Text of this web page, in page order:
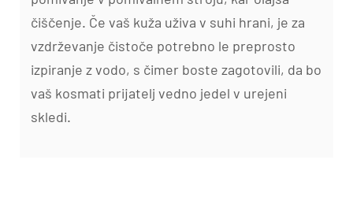
čiščenje. Če vaš kuža uživa v suhi hrani, je za
vzdrževanje čistoče potrebno le preprosto
izpiranje z vodo, s čimer boste zagotovili, da bo
vaš kosmati prijatelj vedno jedel v urejeni
skledi.